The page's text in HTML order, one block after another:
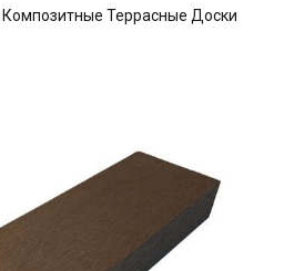
Террасные Доски